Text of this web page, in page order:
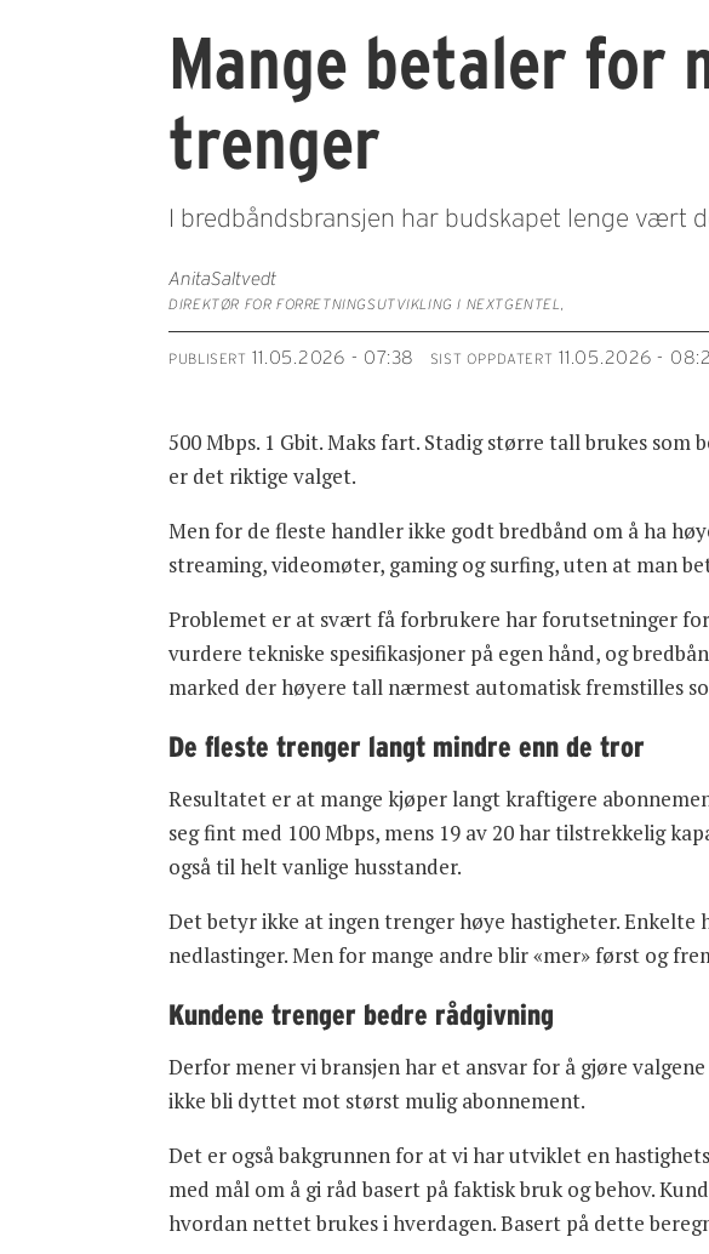
Mange betaler for
trenger
I bredbåndsbransjen har budskapet lenge vært
AnitaSaltvedt
DIREKTØR FOR FORRETNINGSUTVIKLING I NEXTGENTEL,
PUBLISERT 11.05.2026 - 07:38 SIST OPPDATERT 11.05.2026 -
500 Mbps. 1 Gbit. Maks fart. Stadig større tall brukes
er det riktige valget.
Men for de fleste handler ikke godt bredbånd om å ha
streaming, videomøter, gaming og surfing, uten at man
Problemet er at svært få forbrukere har forutsetninger
vurdere tekniske spesifikasjoner på egen hånd, og
marked der høyere tall nærmest automatisk fremstilles
De fleste trenger langt mindre enn de tror
Resultatet er at mange kjøper langt kraftigere
seg fint med 100 Mbps, mens 19 av 20 har tilstrekkelig
også til helt vanlige husstander.
Det betyr ikke at ingen trenger høye hastigheter.
nedlastinger. Men for mange andre blir «mer» først og
Kundene trenger bedre rådgivning
Derfor mener vi bransjen har et ansvar for å gjøre
ikke bli dyttet mot størst mulig abonnement.
Det er også bakgrunnen for at vi har utviklet en
med mål om å gi råd basert på faktisk bruk og behov.
hvordan nettet brukes i hverdagen. Basert på dette